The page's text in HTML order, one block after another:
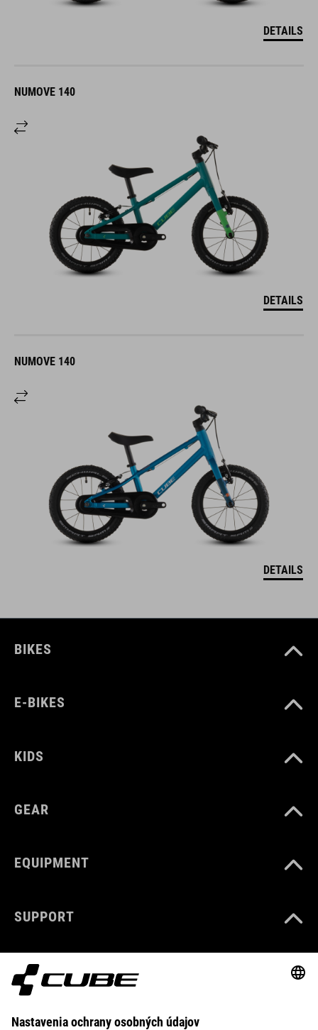
DETAILS
NUMOVE 140
DETAILS
NUMOVE 140
DETAILS
BIKES
E-BIKES
KIDS
GEAR
EQUIPMENT
SUPPORT
ABOUT US
EXPLORE